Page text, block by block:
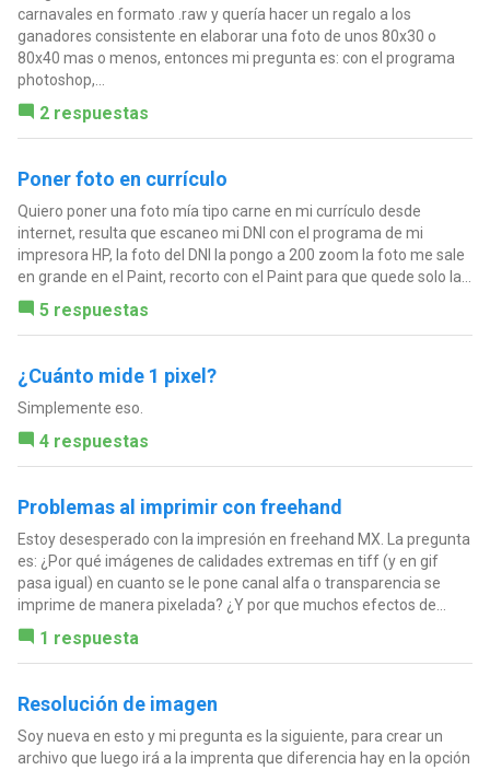
carnavales en formato .raw y quería hacer un regalo a los
ganadores consistente en elaborar una foto de unos 80x30 o
80x40 mas o menos, entonces mi pregunta es: con el programa
photoshop,...
2 respuestas
Poner foto en currículo
Quiero poner una foto mía tipo carne en mi currículo desde
internet, resulta que escaneo mi DNI con el programa de mi
impresora HP, la foto del DNI la pongo a 200 zoom la foto me sale
en grande en el Paint, recorto con el Paint para que quede solo la...
5 respuestas
¿Cuánto mide 1 pixel?
Simplemente eso.
4 respuestas
Problemas al imprimir con freehand
Estoy desesperado con la impresión en freehand MX. La pregunta
es: ¿Por qué imágenes de calidades extremas en tiff (y en gif
pasa igual) en cuanto se le pone canal alfa o transparencia se
imprime de manera pixelada? ¿Y por que muchos efectos de...
1 respuesta
Resolución de imagen
Soy nueva en esto y mi pregunta es la siguiente, para crear un
archivo que luego irá a la imprenta que diferencia hay en la opción